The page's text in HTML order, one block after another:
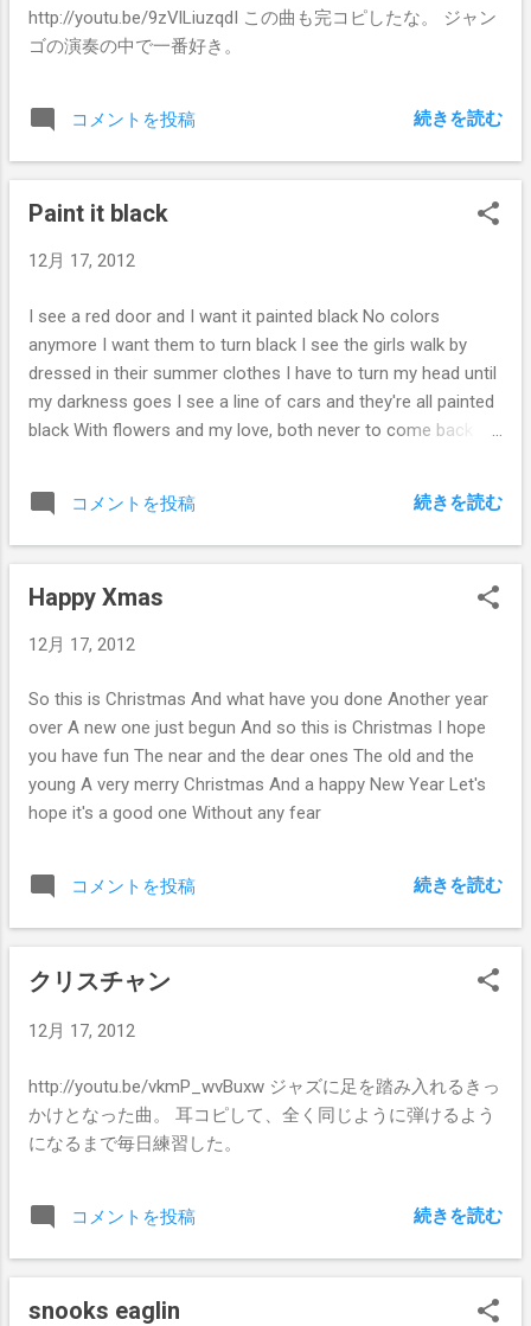
http://youtu.be/9zVlLiuzqdI この曲も完コピしたな。 ジャン
ゴの演奏の中で一番好き。
コメントを投稿 続きを読む
Paint it black
12月 17, 2012
I see a red door and I want it painted black No colors
anymore I want them to turn black I see the girls walk by
dressed in their summer clothes I have to turn my head until
my darkness goes I see a line of cars and they're all painted
black With flowers and my love, both never to come back I
and see my heart is black I see my red door and it has been
painted black Maybe then I'll fade away and not have to face
black No more will my green sea go turn a deeper blue I
enough into the setting sun My love will laugh with me
painted black No colors anymore I want them to turn black I
see the girls walk by dressed in their summer clothes I have
to turn my head until ...
コメントを投稿 続きを読む
Happy Xmas
12月 17, 2012
So this is Christmas And what have you done Another year
over A new one just begun And so this is Christmas I hope
you have fun The near and the dear ones The old and the
young A very merry Christmas And a happy New Year Let's
hope it's a good one Without any fear
コメントを投稿 続きを読む
クリスチャン
12月 17, 2012
http://youtu.be/vkmP_wvBuxw ジャズに足を踏み入れるきっ
かけとなった曲。 耳コピして、全く同じように弾けるよう
になるまで毎日練習した。
コメントを投稿 続きを読む
snooks eaglin